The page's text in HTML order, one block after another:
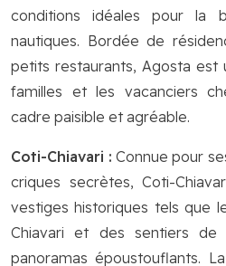
conditions idéales pour la
nautiques. Bordée de
petits restaurants, Agosta est
familles et les vacanciers
cadre paisible et agréable.
Coti-Chiavari : Connue pour
criques secrètes, Coti-
vestiges historiques tels que
Chiavari et des sentiers de
panoramas époustouflants.